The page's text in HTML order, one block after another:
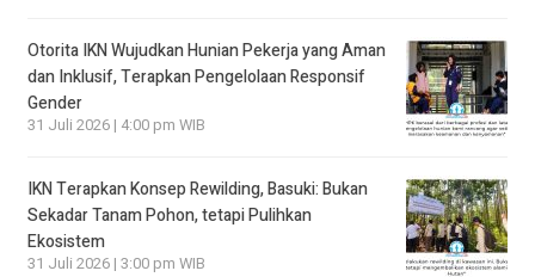
Otorita IKN Wujudkan Hunian Pekerja yang Aman
dan Inklusif, Terapkan Pengelolaan Responsif
Gender
31 Juli 2026 | 4:00 pm WIB
IKN Terapkan Konsep Rewilding, Basuki: Bukan
Sekadar Tanam Pohon, tetapi Pulihkan
Ekosistem
31 Juli 2026 | 3:00 pm WIB